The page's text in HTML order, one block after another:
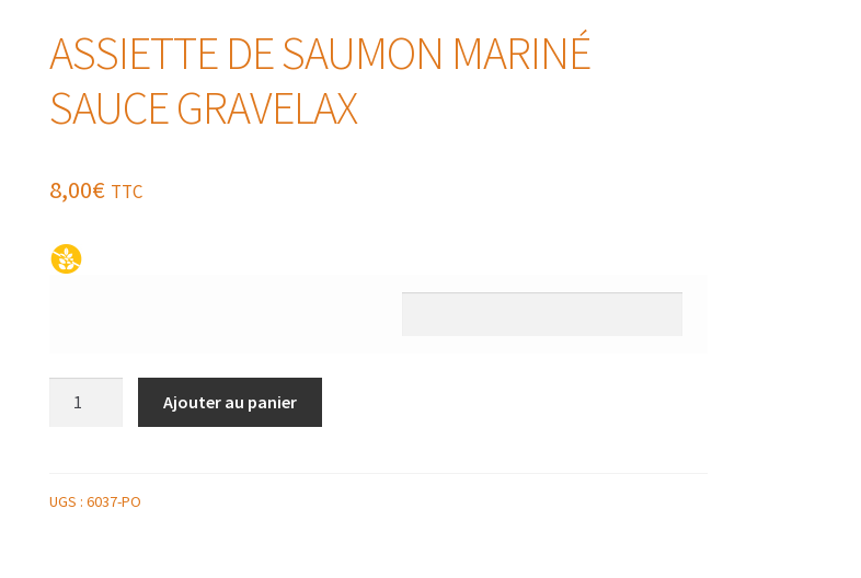
ASSIETTE DE SAUMON MARINÉ
SAUCE GRAVELAX
8,00€ TTC
SAUMON
Ajouter au panier
UGS : 6037-PO